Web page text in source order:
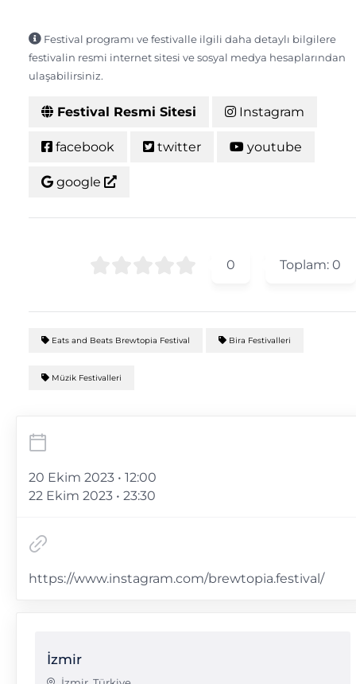
Festival programı ve festivalle ilgili daha detaylı bilgilere
festivalin resmi internet sitesi ve sosyal medya hesaplarından
ulaşabilirsiniz.
Festival Resmi Sitesi Instagram
facebook twitter youtube
google
0 Toplam: 0
Eats and Beats Brewtopia Festival Bira Festivalleri
Müzik Festivalleri
20 Ekim 2023 • 12:00
22 Ekim 2023 • 23:30
https://www.instagram.com/brewtopia.festival/
İzmir